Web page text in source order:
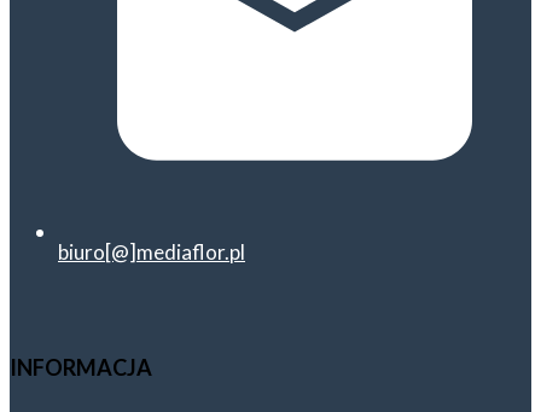
biuro[@]mediaflor.pl
INFORMACJA